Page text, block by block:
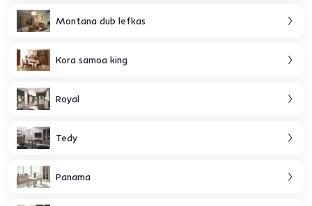
Montana dub lefkas
Kora samoa king
Royal
Tedy
Panama